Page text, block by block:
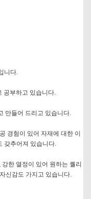
니다.
공부하고 있습니다.
만들어 드리고 있습니다.
경험이 있어 자재에 대한 이
갖추어져 있습니다.
한 열정이 있어 원하는 퀄리
신감도 가지고 있습니다.